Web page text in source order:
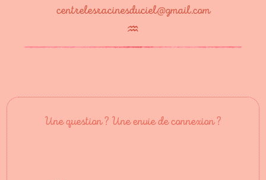
centrelesracinesduciel@gmail.com
♒︎
Une question ? Une envie de connexion ?